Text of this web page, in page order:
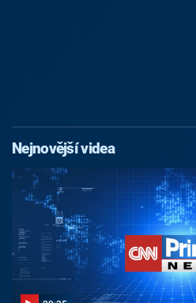
Nejnovější videa